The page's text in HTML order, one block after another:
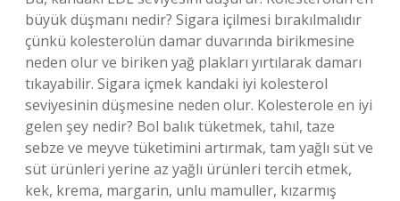
büyük düşmanı nedir? Sigara içilmesi bırakılmalıdır
çünkü kolesterolün damar duvarında birikmesine
neden olur ve biriken yağ plakları yırtılarak damarı
tıkayabilir. Sigara içmek kandaki iyi kolesterol
seviyesinin düşmesine neden olur. Kolesterole en iyi
gelen şey nedir? Bol balık tüketmek, tahıl, taze
sebze ve meyve tüketimini artırmak, tam yağlı süt ve
süt ürünleri yerine az yağlı ürünleri tercih etmek,
kek, krema, margarin, unlu mamuller, kızarmış